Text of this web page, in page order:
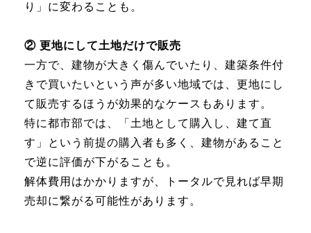
り」に変わることも。
② 更地にして土地だけで販売
一方で、建物が大きく傷んでいたり、建築条件付
きで買いたいという声が多い地域では、更地にし
て販売するほうが効果的なケースもあります。
特に都市部では、「土地として購入し、建て直
す」という前提の購入者も多く、建物があること
で逆に評価が下がることも。
解体費用はかかりますが、トータルで見れば早期
売却に繋がる可能性があります。